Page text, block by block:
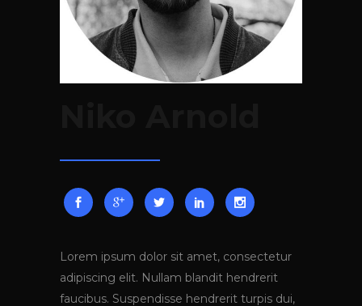
Lorem ipsum dolor sit amet, consectetur
adipiscing elit. Nullam blandit hendrerit
faucibus. Suspendisse hendrerit turpis dui,